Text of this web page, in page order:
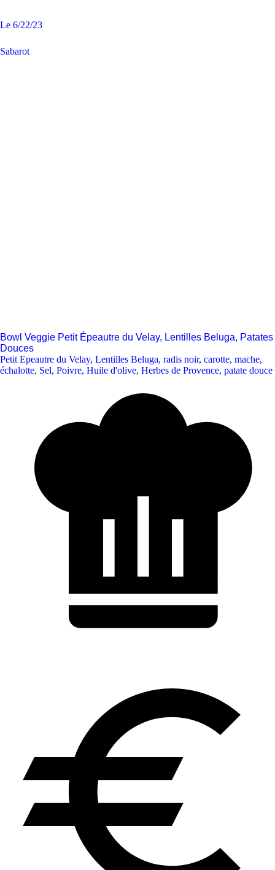
Le 6/22/23
Sabarot
Bowl Veggie Petit Épeautre du Velay, Lentilles Beluga, Patates
Douces
Petit Epeautre du Velay, Lentilles Beluga, radis noir, carotte, mache,
échalotte, Sel, Poivre, Huile d'olive, Herbes de Provence, patate douce